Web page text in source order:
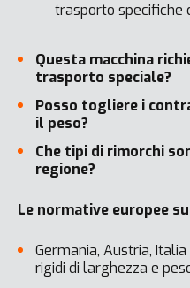
trasporto specifiche
Questa macchina
trasporto speciale?
Posso togliere i
il peso?
Che tipi di rimorchi
regione?
Le normative europee
Germania, Austria,
rigidi di larghezza e